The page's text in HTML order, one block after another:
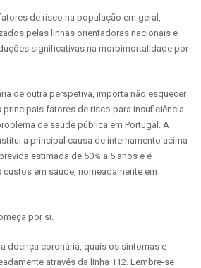
de risco na população em geral,
pelas linhas orientadoras nacionais e
significativas na morbimortalidade por
de outra perspetiva, importa não esquecer
fatores de risco para insuficiência
de saúde pública em Portugal. A
a principal causa de internamento acima
estimada de 50% a 5 anos e é
em saúde, nomeadamente em
por si.
doença coronária, quais os sintomas e
através da linha 112. Lembre-se